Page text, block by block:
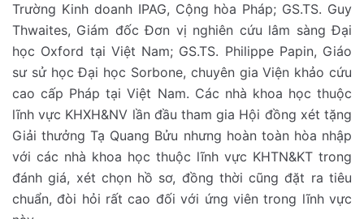
Trường Kinh doanh IPAG, Cộng hòa Pháp; GS.TS. Guy
Thwaites, Giám đốc Đơn vị nghiên cứu lâm sàng Đại
học Oxford tại Việt Nam; GS.TS. Philippe Papin, Giáo
sư sử học Đại học Sorbone, chuyên gia Viện khảo cứu
cao cấp Pháp tại Việt Nam. Các nhà khoa học thuộc
lĩnh vực KHXH&NV lần đầu tham gia Hội đồng xét tặng
Giải thưởng Tạ Quang Bửu nhưng hoàn toàn hòa nhập
với các nhà khoa học thuộc lĩnh vực KHTN&KT trong
đánh giá, xét chọn hồ sơ, đồng thời cũng đặt ra tiêu
chuẩn, đòi hỏi rất cao đối với ứng viên trong lĩnh vực